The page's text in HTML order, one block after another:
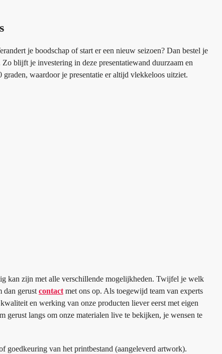
je boodschap of start er een nieuw seizoen? Dan bestel je
blijft je investering in deze presentatiewand duurzaam en
waardoor je presentatie er altijd vlekkeloos uitziet.
kan zijn met alle verschillende mogelijkheden. Twijfel je welk
dan gerust contactmet ons op. Als toegewijd team van experts
en werking van onze producten liever eerst met eigen
langs om onze materialen live te bekijken, je wensen te
goedkeuring van het printbestand (aangeleverd artwork).